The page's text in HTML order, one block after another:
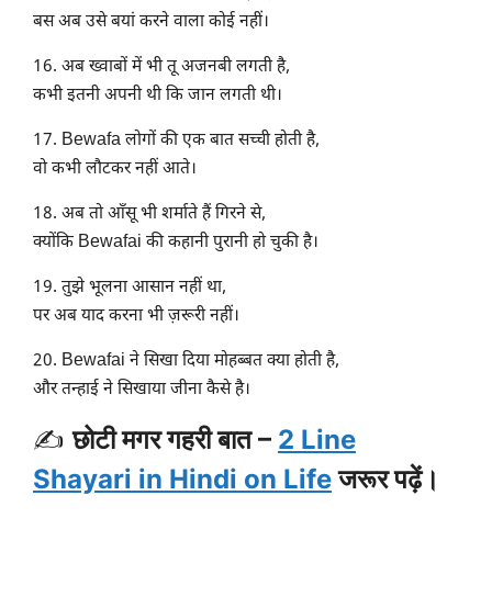
बस अब उसे बयां करने वाला कोई नहीं।
16. अब ख्वाबों में भी तू अजनबी लगती है,
कभी इतनी अपनी थी कि जान लगती थी।
17. Bewafa लोगों की एक बात सच्ची होती है,
वो कभी लौटकर नहीं आते।
18. अब तो आँसू भी शर्माते हैं गिरने से,
क्योंकि Bewafai की कहानी पुरानी हो चुकी है।
19. तुझे भूलना आसान नहीं था,
पर अब याद करना भी ज़रूरी नहीं।
20. Bewafai ने सिखा दिया मोहब्बत क्या होती है,
और तन्हाई ने सिखाया जीना कैसे है।
✍️छोटी मगर गहरी बात – 2 Line
Shayari in Hindi on Lifeजरूर पढ़ें।